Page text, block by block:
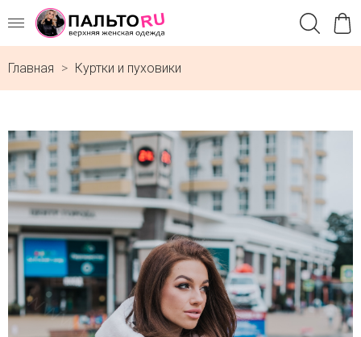
Главная Куртки и пуховики